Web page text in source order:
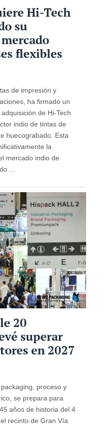
Hi-Tech
su
flexibles
de impresión y
ha firmado un
de Hi-Tech
indio de tintas de
huecograbado. Esta
la
mercado indio de
...
20
superar
en 2027
proceso y
se prepara para
años de historia del 4
recinto de Gran Vía